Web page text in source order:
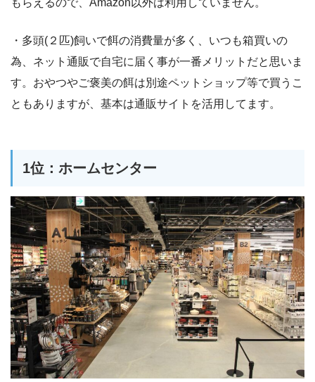
もらえるので、Amazon以外は利用していません。
・多頭(２匹)飼いで餌の消費量が多く、いつも箱買いの
為、ネット通販で自宅に届く事が一番メリットだと思いま
す。おやつやご褒美の餌は別途ペットショップ等で買うこ
ともありますが、基本は通販サイトを活用してます。
1位：ホームセンター